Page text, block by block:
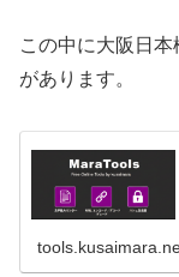
この中に大阪日
があります。